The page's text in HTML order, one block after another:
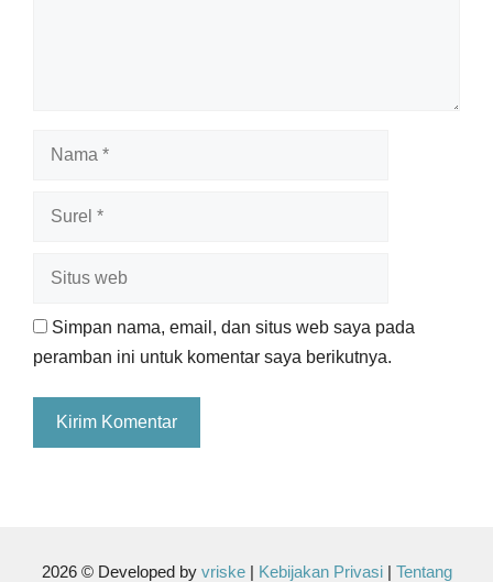
Simpan nama, email, dan situs web saya pada
peramban ini untuk komentar saya berikutnya.
2026 © Developed by vriske| Kebijakan Privasi| Tentang